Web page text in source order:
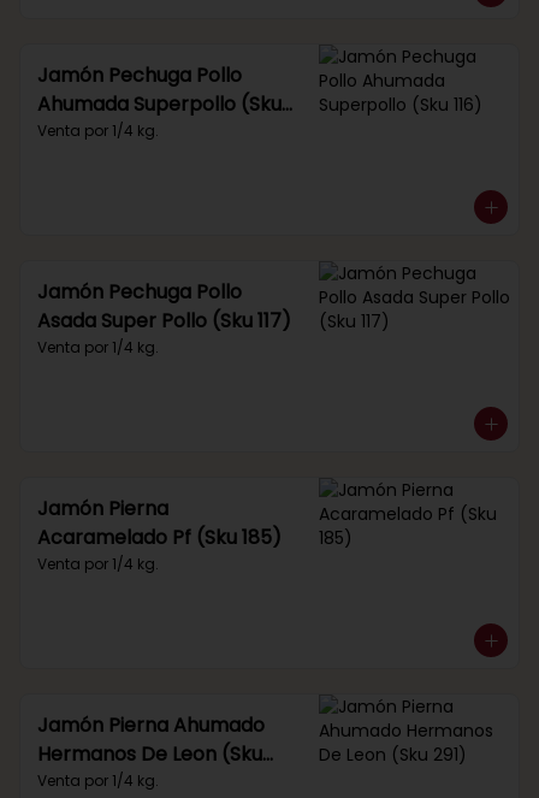
Jamón Pechuga Pollo
Ahumada Superpollo (Sku
116)
Venta por 1/4 kg.
Jamón Pechuga Pollo
Asada Super Pollo (Sku 117)
Venta por 1/4 kg.
Jamón Pierna
Acaramelado Pf (Sku 185)
Venta por 1/4 kg.
Jamón Pierna Ahumado
Hermanos De Leon (Sku
291)
Venta por 1/4 kg.